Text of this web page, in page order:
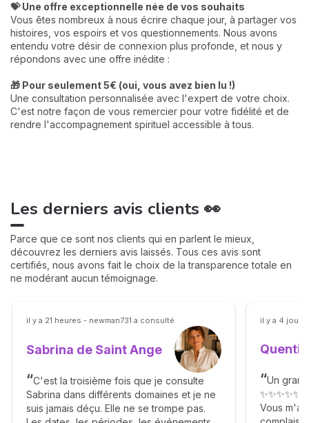
💝 Une offre exceptionnelle née de vos souhaits
Vous êtes nombreux à nous écrire chaque jour, à partager vos
histoires, vos espoirs et vos questionnements. Nous avons
entendu votre désir de connexion plus profonde, et nous y
répondons avec une offre inédite :
🎁 Pour seulement 5€ (oui, vous avez bien lu !)
Une consultation personnalisée avec l'expert de votre choix.
C'est notre façon de vous remercier pour votre fidélité et de
rendre l'accompagnement spirituel accessible à tous.
Les derniers avis clients 👀
Parce que ce sont nos clients qui en parlent le mieux,
découvrez les derniers avis laissés. Tous ces avis sont
certifiés, nous avons fait le choix de la transparence totale en
ne modérant aucun témoignage.
il y a 21 heures - newman731 a consulté
Sabrina de Saint Ange
C'est la troisième fois que je consulte
Sabrina dans différents domaines et je ne
suis jamais déçu. Elle ne se trompe pas.
il y a 4
Un
Vous